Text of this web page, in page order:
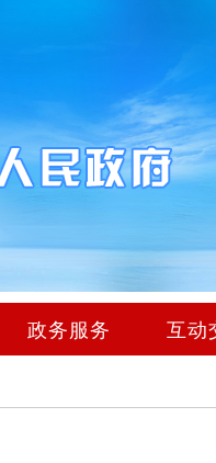
政务服务 互动